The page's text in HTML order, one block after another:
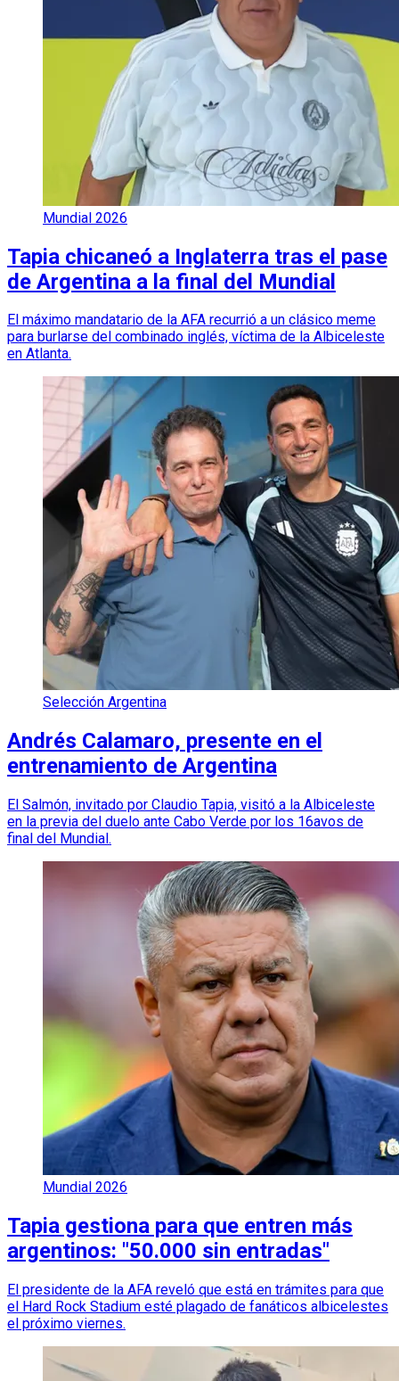
Mundial 2026
Tapia chicaneó a Inglaterra tras el pase
de Argentina a la final del Mundial
El máximo mandatario de la AFA recurrió a un clásico meme
para burlarse del combinado inglés, víctima de la Albiceleste
en Atlanta.
Selección Argentina
Andrés Calamaro, presente en el
entrenamiento de Argentina
El Salmón, invitado por Claudio Tapia, visitó a la Albiceleste
en la previa del duelo ante Cabo Verde por los 16avos de
final del Mundial.
Mundial 2026
Tapia gestiona para que entren más
argentinos: "50.000 sin entradas"
El presidente de la AFA reveló que está en trámites para que
el Hard Rock Stadium esté plagado de fanáticos albicelestes
el próximo viernes.